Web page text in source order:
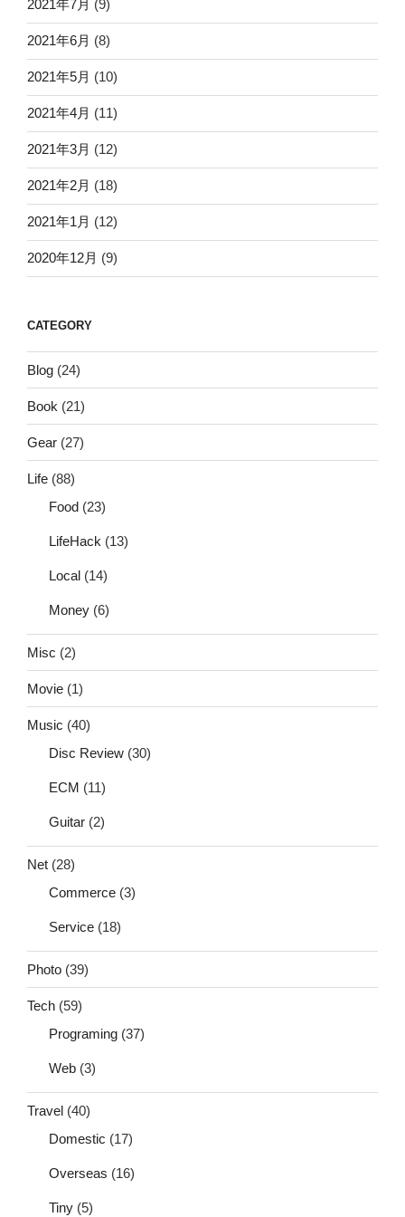
2021年7月 (9)
2021年6月 (8)
2021年5月 (10)
2021年4月 (11)
2021年3月 (12)
2021年2月 (18)
2021年1月 (12)
2020年12月 (9)
CATEGORY
Blog (24)
Book (21)
Gear (27)
Life (88)
Food (23)
LifeHack (13)
Local (14)
Money (6)
Misc (2)
Movie (1)
Music (40)
Disc Review (30)
ECM (11)
Guitar (2)
Net (28)
Commerce (3)
Service (18)
Photo (39)
Tech (59)
Programing (37)
Web (3)
Travel (40)
Domestic (17)
Overseas (16)
Tiny (5)